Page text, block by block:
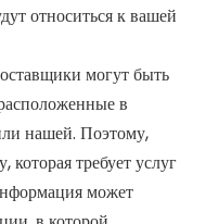
относиться к вашей
могут быть
в
нашей. Поэтому,
требует услуг
может